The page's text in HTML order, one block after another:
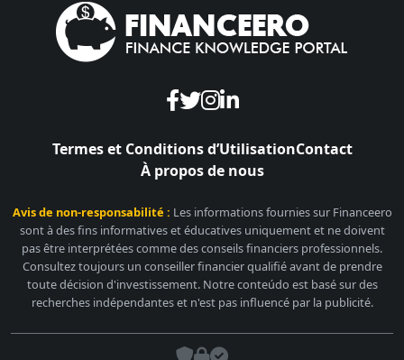
Termes et Conditions d’UtilisationContact
À propos de nous
Avis de non-responsabilité : Les informations fournies sur Financeero
sont à des fins informatives et éducatives uniquement et ne doivent
pas être interprétées comme des conseils financiers professionnels.
Consultez toujours un conseiller financier qualifié avant de prendre
toute décision d'investissement. Notre conteúdo est basé sur des
recherches indépendantes et n'est pas influencé par la publicité.